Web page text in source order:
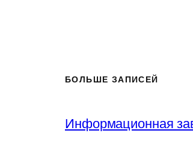
БОЛЬШЕ ЗАПИСЕЙ
Информационная